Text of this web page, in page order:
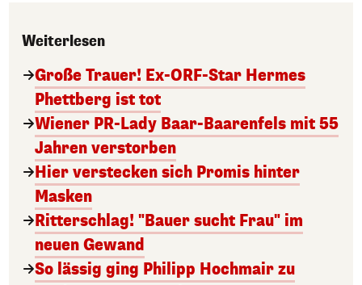
Weiterlesen
Große Trauer! Ex-ORF-Star Hermes
Phettberg ist tot
Wiener PR-Lady Baar-Baarenfels mit 55
Jahren verstorben
Hier verstecken sich Promis hinter
Masken
Ritterschlag! "Bauer sucht Frau" im
neuen Gewand
So lässig ging Philipp Hochmair zu